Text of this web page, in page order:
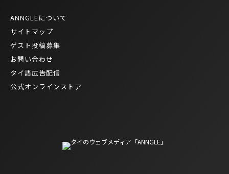
ANNGLEについて
サイトマップ
ゲスト投稿募集
お問い合わせ
タイ語広告配信
公式オンラインストア